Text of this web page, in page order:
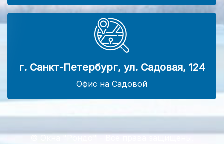
г. Санкт-Петербург, ул. Садовая, 124
Офис на Садовой
© Окна "Рондо" - Все права защищены.